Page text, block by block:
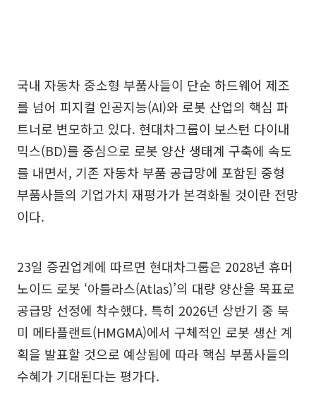
국내 자동차 중소형 부품사들이 단순 하드웨어 제조
를 넘어 피지컬 인공지능(AI)와 로봇 산업의 핵심 파
트너로 변모하고 있다. 현대차그룹이 보스턴 다이내
믹스(BD)를 중심으로 로봇 양산 생태계 구축에 속도
를 내면서, 기존 자동차 부품 공급망에 포함된 중형
부품사들의 기업가치 재평가가 본격화될 것이란 전망
이다.
23일 증권업계에 따르면 현대차그룹은 2028년 휴머
노이드 로봇 ‘아틀라스(Atlas)’의 대량 양산을 목표로
공급망 선정에 착수했다. 특히 2026년 상반기 중 북
미 메타플랜트(HMGMA)에서 구체적인 로봇 생산 계
획을 발표할 것으로 예상됨에 따라 핵심 부품사들의
수혜가 기대된다는 평가다.